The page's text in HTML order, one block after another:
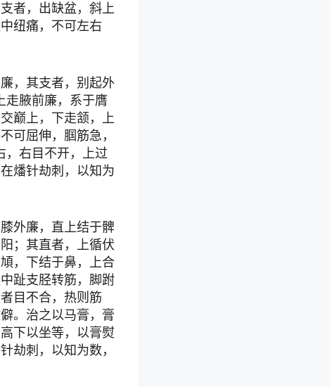
者，出缺盆，斜上
纽痛，不可左右
，其支者，别起外
走腋前廉，系于膺
巅上，下走颔，上
可屈伸，腘筋急，
，右目不开，上过
燔针劫刺，以知为
外廉，直上结于髀
；其直者，上循伏
，下结于鼻，上合
趾支胫转筋，脚跗
目不合，热则筋
。治之以马膏，膏
下以坐等，以膏熨
劫刺，以知为数，